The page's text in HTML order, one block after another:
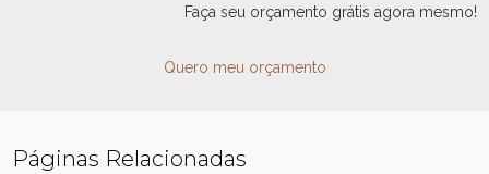
Faça seu orçamento grátis agora mesmo!
Quero meu orçamento
Páginas Relacionadas